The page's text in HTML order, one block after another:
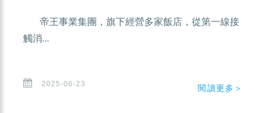
帝王事業集團，旗下經營多家飯店，從第一線接
觸消...
2025-06-23 閱讀更多＞